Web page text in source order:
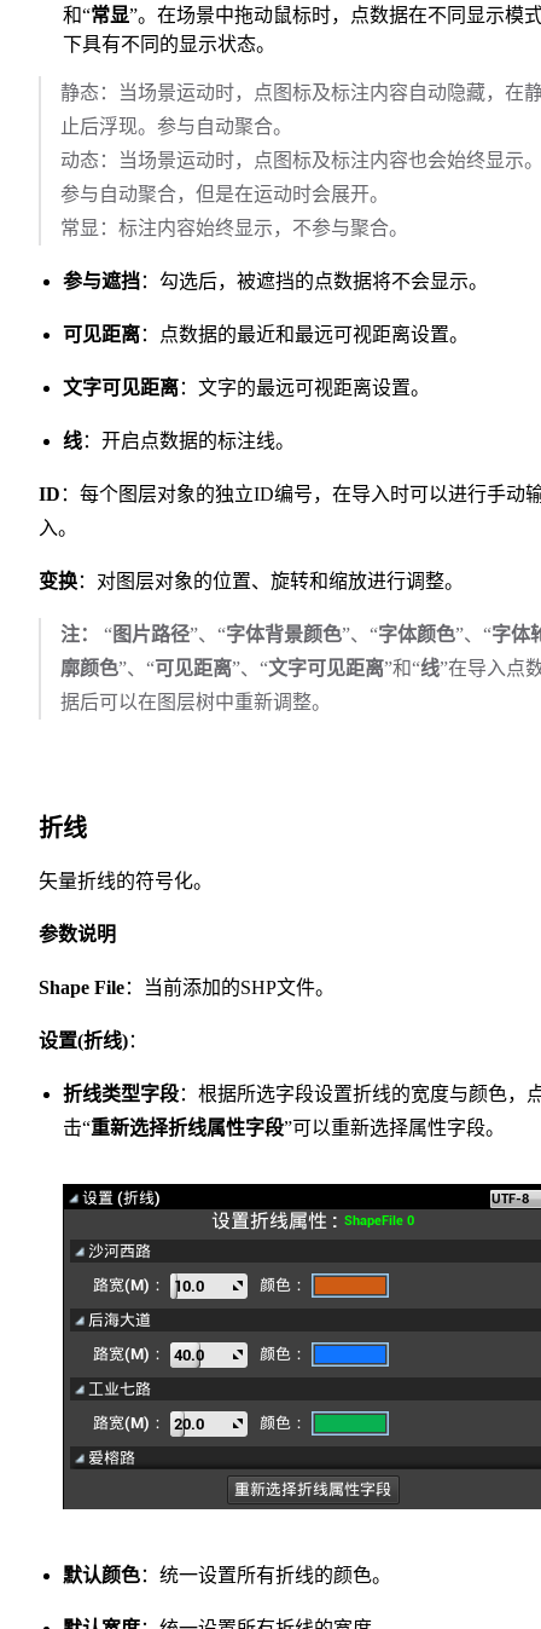
和“常显”。在场景中拖动鼠标时，点数据在不同显示模
下具有不同的显示状态。
静态：当场景运动时，点图标及标注内容自动隐藏，在
止后浮现。参与自动聚合。
动态：当场景运动时，点图标及标注内容也会始终显示
参与自动聚合，但是在运动时会展开。
常显：标注内容始终显示，不参与聚合。
参与遮挡：勾选后，被遮挡的点数据将不会显示。
可见距离：点数据的最近和最远可视距离设置。
文字可见距离：文字的最远可视距离设置。
线：开启点数据的标注线。
ID ：每个图层对象的独立ID编号，在导入时可以进行手动
入。
变换：对图层对象的位置、旋转和缩放进行调整。
注： “图片路径”、“字体背景颜色”、“字体颜色”、“字体
廓颜色”、“可见距离”、“文字可见距离”和“线”在导入点
据后可以在图层树中重新调整。
折线
矢量折线的符号化。
参数说明
Shape File：当前添加的SHP文件。
设置(折线)：
折线类型字段：根据所选字段设置折线的宽度与颜色，
击“重新选择折线属性字段”可以重新选择属性字段。
默认颜色：统一设置所有折线的颜色。